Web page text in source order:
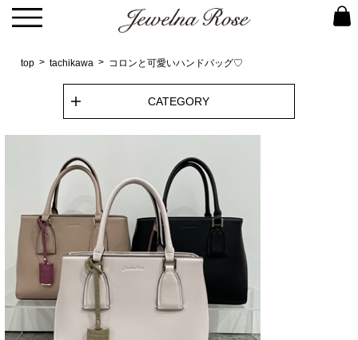
top tachikawa コロンと可愛いハンドバッグ♡
CATEGORY